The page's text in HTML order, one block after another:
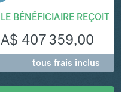
LE BÉNÉFICIAIRE REÇOIT
A$ 407 359,00
tous frais inclus